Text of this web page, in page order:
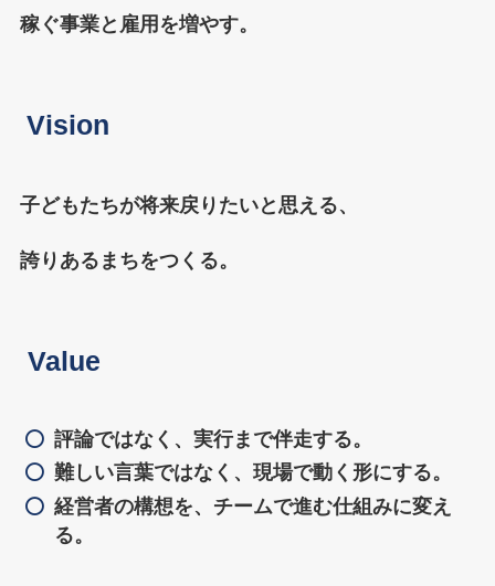
稼ぐ事業と雇用を増やす。
Vision
子どもたちが将来戻りたいと思える、
誇りあるまちをつくる。
Value
評論ではなく、実行まで伴走する。
難しい言葉ではなく、現場で動く形にする。
経営者の構想を、チームで進む仕組みに変え
る。